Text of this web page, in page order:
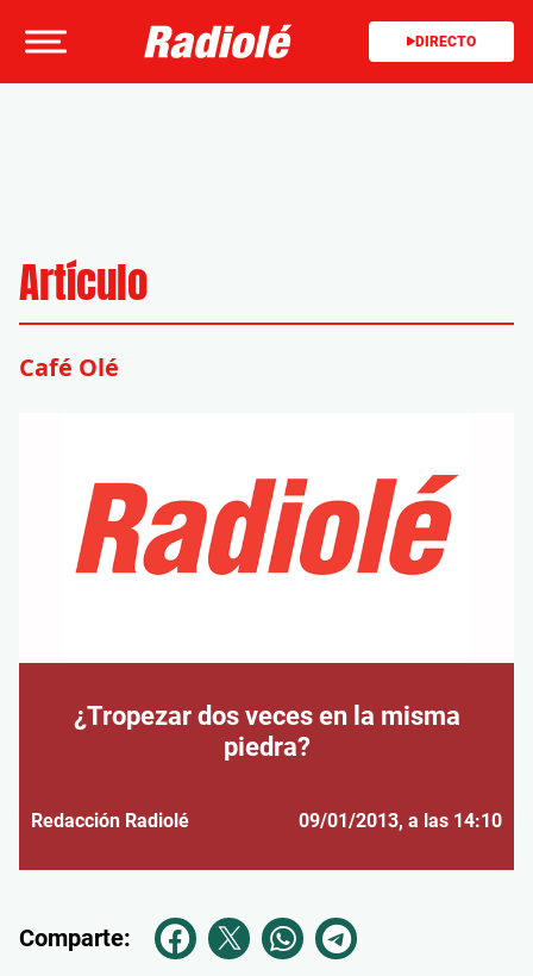
DIRECTO
Artículo
Café Olé
¿Tropezar dos veces en la misma
piedra?
Redacción Radiolé 09/01/2013, a las 14:10
Comparte: